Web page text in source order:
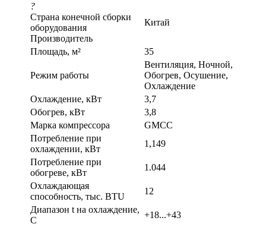
?
Страна конечной сборки
оборудования
Производитель
Китай
Площадь, м² 35
Режим работы
Вентиляция, Ночной,
Обогрев, Осушение,
Охлаждение
Охлаждение, кВт
3,7
Обогрев, кВт
3,8
Марка компрессора
GMCC
Потребление при
охлаждении, кВт
1,149
Потребление при
обогреве, кВт
1.044
Охлаждающая
способность, тыс. BTU
12
Диапазон t на охлаждение,
С
+18...+43